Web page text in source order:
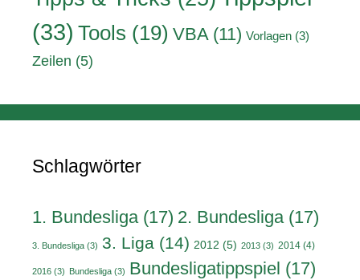
(33) Tools (19) VBA(11) Vorlagen (3)
Zeilen (5)
Schlagwörter
1. Bundesliga(17) 2. Bundesliga(17)
3. Bundesliga (3) 3. Liga (14) 2012 (5) 2013 (3) 2014 (4)
2016 (3) Bundesliga (3) Bundesligatippspiel (17)